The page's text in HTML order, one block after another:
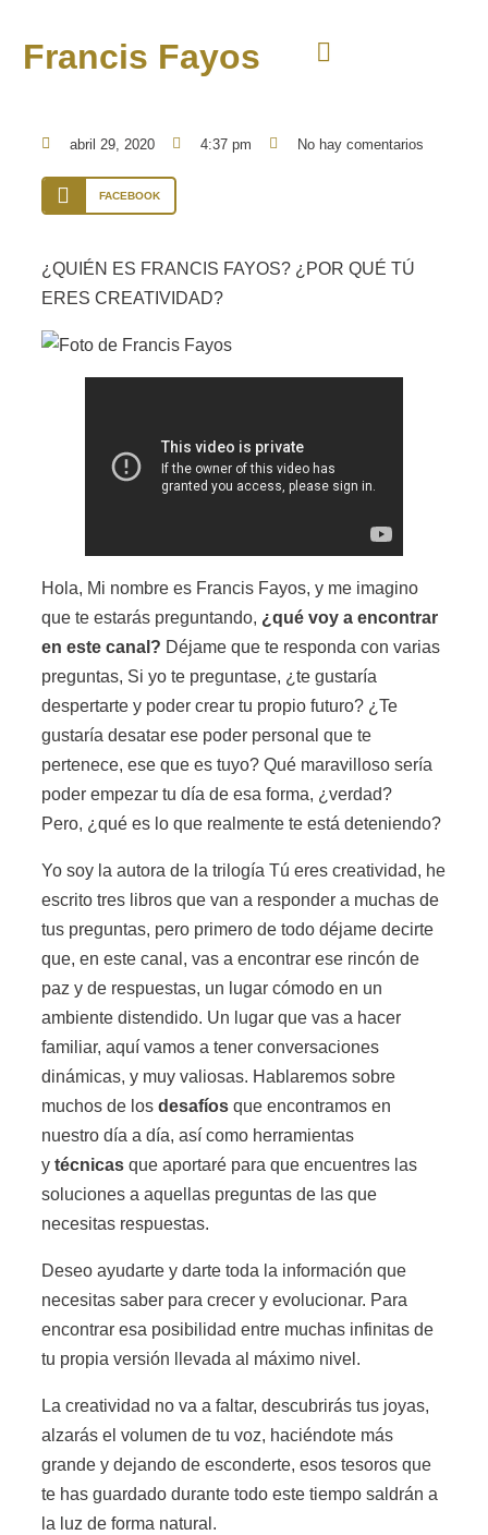
Francis Fayos
abril 29, 2020 4:37 pm No hay comentarios
FACEBOOK
¿QUIÉN ES FRANCIS FAYOS? ¿POR QUÉ TÚ
ERES CREATIVIDAD?
Hola, Mi nombre es Francis Fayos, y me imagino
que te estarás preguntando, ¿qué voy a encontrar
en este canal? Déjame que te responda con varias
preguntas, Si yo te preguntase, ¿te gustaría
despertarte y poder crear tu propio futuro? ¿Te
gustaría desatar ese poder personal que te
pertenece, ese que es tuyo? Qué maravilloso sería
poder empezar tu día de esa forma, ¿verdad?
Pero, ¿qué es lo que realmente te está deteniendo?
Yo soy la autora de la trilogía Tú eres creatividad, he
escrito tres libros que van a responder a muchas de
tus preguntas, pero primero de todo déjame decirte
que, en este canal, vas a encontrar ese rincón de
paz y de respuestas, un lugar cómodo en un
ambiente distendido. Un lugar que vas a hacer
familiar, aquí vamos a tener conversaciones
dinámicas, y muy valiosas. Hablaremos sobre
muchos de los desafíos que encontramos en
nuestro día a día, así como herramientas
y técnicas que aportaré para que encuentres las
soluciones a aquellas preguntas de las que
necesitas respuestas.
Deseo ayudarte y darte toda la información que
necesitas saber para crecer y evolucionar. Para
encontrar esa posibilidad entre muchas infinitas de
tu propia versión llevada al máximo nivel.
La creatividad no va a faltar, descubrirás tus joyas,
alzarás el volumen de tu voz, haciéndote más
grande y dejando de esconderte, esos tesoros que
te has guardado durante todo este tiempo saldrán a
la luz de forma natural.